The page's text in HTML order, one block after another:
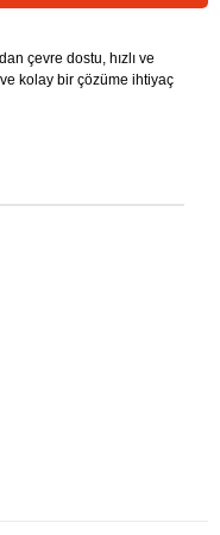
çevre dostu, hızlı ve
kolay bir çözüme ihtiyaç